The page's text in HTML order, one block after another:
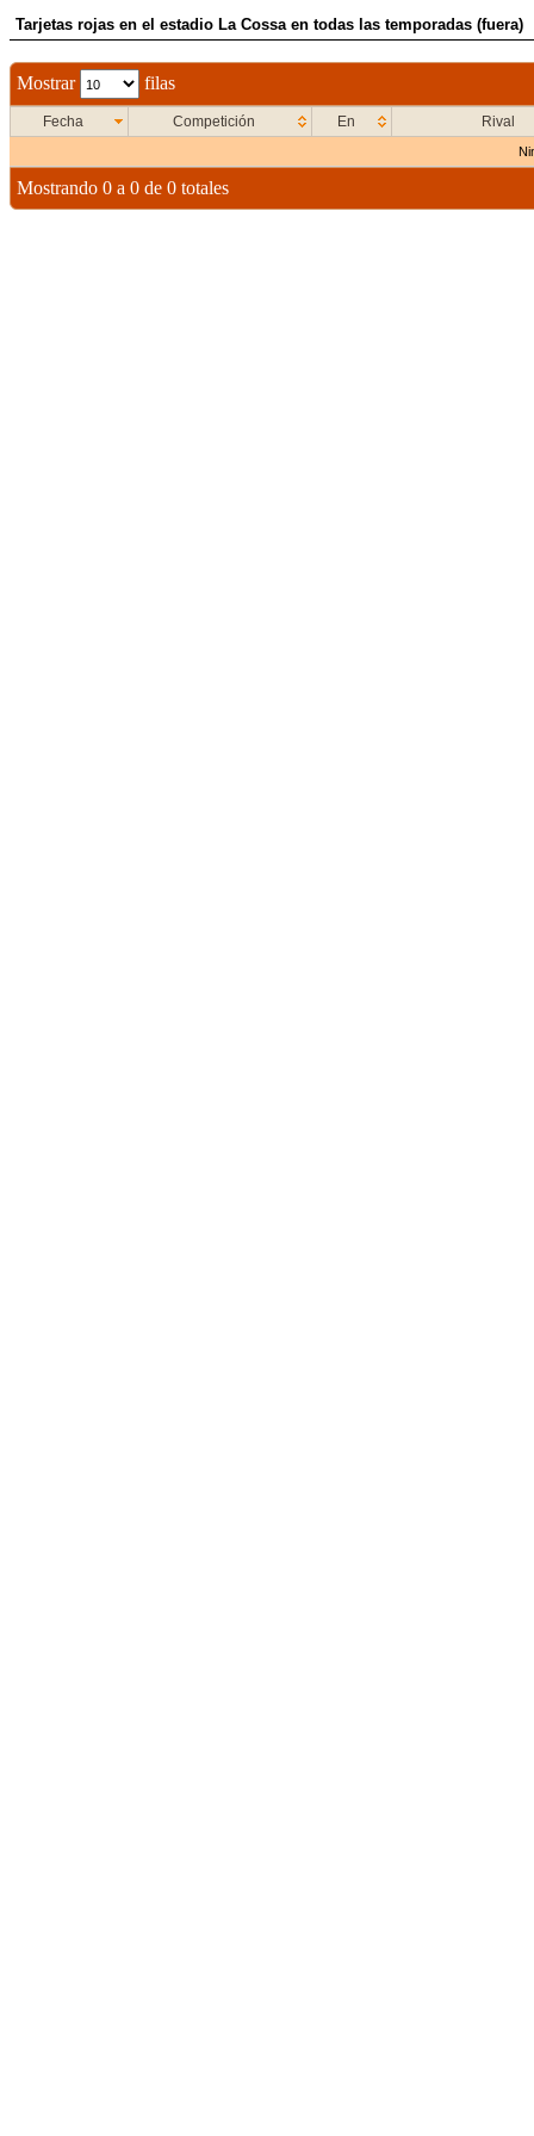
Tarjetas rojas en el estadio La Cossa en todas las temporadas (fuera)
Mostrar filas
Fecha Competición En Rival
Mostrando 0 a 0 de 0 totales